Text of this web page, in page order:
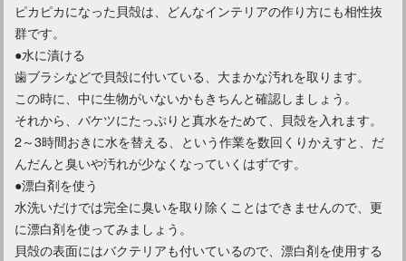
カントリーなインテリアスタイルのお部屋に仕上げるコツ！
ピカピカになった貝殻は、どんなインテリアの作り方にも相性抜
群です。
●水に漬ける
歯ブラシなどで貝殻に付いている、大まかな汚れを取ります。
この時に、中に生物がいないかもきちんと確認しましょう。
それから、バケツにたっぷりと真水をためて、貝殻を入れます。
2～3時間おきに水を替える、という作業を数回くりかえすと、だ
んだんと臭いや汚れが少なくなっていくはずです。
●漂白剤を使う
水洗いだけでは完全に臭いを取り除くことはできませんので、更
に漂白剤を使ってみましょう。
貝殻の表面にはバクテリアも付いているので、漂白剤を使用する